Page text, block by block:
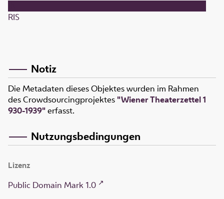
RIS
Notiz
Die Metadaten dieses Objektes wurden im Rahmen
des Crowdsourcingprojektes "Wiener Theaterzettel 1
930-1939"erfasst.
Nutzungsbedingungen
Lizenz
Public Domain Mark 1.0